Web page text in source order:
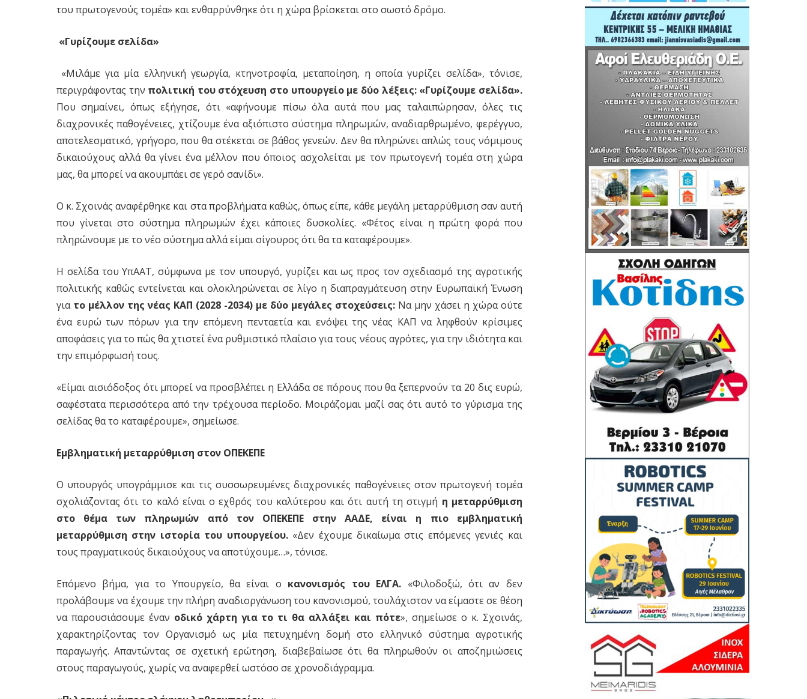
του πρωτογενούς τομέα» και ενθαρρύνθηκε ότι η χώρα βρίσκεται στο σωστό δρόμο.
«Γυρίζουμε σελίδα»
«Μιλάμε για μία ελληνική γεωργία, κτηνοτροφία, μεταποίηση, η οποία γυρίζει σελίδα», τόνισε,
περιγράφοντας την πολιτική του στόχευση στο υπουργείο με δύο λέξεις: «Γυρίζουμε σελίδα».
Που σημαίνει, όπως εξήγησε, ότι «αφήνουμε πίσω όλα αυτά που μας ταλαιπώρησαν, όλες τις
διαχρονικές παθογένειες, χτίζουμε ένα αξιόπιστο σύστημα πληρωμών, αναδιαρθρωμένο, φερέγγυο,
αποτελεσματικό, γρήγορο, που θα στέκεται σε βάθος γενεών. Δεν θα πληρώνει απλώς τους νόμιμους
δικαιούχους αλλά θα γίνει ένα μέλλον που όποιος ασχολείται με τον πρωτογενή τομέα στη χώρα
μας, θα μπορεί να ακουμπάει σε γερό σανίδι».
Ο κ. Σχοινάς αναφέρθηκε και στα προβλήματα καθώς, όπως είπε, κάθε μεγάλη μεταρρύθμιση σαν αυτή
που γίνεται στο σύστημα πληρωμών έχει κάποιες δυσκολίες. «Φέτος είναι η πρώτη φορά που
πληρώνουμε με το νέο σύστημα αλλά είμαι σίγουρος ότι θα τα καταφέρουμε».
Η σελίδα του ΥπΑΑΤ, σύμφωνα με τον υπουργό, γυρίζει και ως προς τον σχεδιασμό της αγροτικής
πολιτικής καθώς εντείνεται και ολοκληρώνεται σε λίγο η διαπραγμάτευση στην Ευρωπαϊκή Ένωση
για το μέλλον της νέας ΚΑΠ (2028 -2034) με δύο μεγάλες στοχεύσεις:Να μην χάσει η χώρα ούτε
ένα ευρώ των πόρων για την επόμενη πενταετία και ενόψει της νέας ΚΑΠ να ληφθούν κρίσιμες
αποφάσεις για το πώς θα χτιστεί ένα ρυθμιστικό πλαίσιο για τους νέους αγρότες, για την ιδιότητα και
την επιμόρφωσή τους.
«Είμαι αισιόδοξος ότι μπορεί να προσβλέπει η Ελλάδα σε πόρους που θα ξεπερνούν τα 20 δις ευρώ,
σαφέστατα περισσότερα από την τρέχουσα περίοδο. Μοιράζομαι μαζί σας ότι αυτό το γύρισμα της
σελίδας θα το καταφέρουμε», σημείωσε.
Εμβληματική μεταρρύθμιση στον ΟΠΕΚΕΠΕ
Ο υπουργός υπογράμμισε και τις συσσωρευμένες διαχρονικές παθογένειες στον πρωτογενή τομέα
σχολιάζοντας ότι το καλό είναι ο εχθρός του καλύτερου και ότι αυτή τη στιγμή η μεταρρύθμιση
στο θέμα των πληρωμών από τον ΟΠΕΚΕΠΕ στην ΑΑΔΕ, είναι η πιο εμβληματική
μεταρρύθμιση στην ιστορία του υπουργείου.«Δεν έχουμε δικαίωμα στις επόμενες γενιές και
τους πραγματικούς δικαιούχους να αποτύχουμε…», τόνισε.
Επόμενο βήμα, για το Υπουργείο, θα είναι ο κανονισμός του ΕΛΓΑ. «Φιλοδοξώ, ότι αν δεν
προλάβουμε να έχουμε την πλήρη αναδιοργάνωση του κανονισμού, τουλάχιστον να είμαστε σε θέση
να παρουσιάσουμε έναν οδικό χάρτη για το τι θα αλλάξει και πότε», σημείωσε ο κ. Σχοινάς,
χαρακτηρίζοντας τον Οργανισμό ως μία πετυχημένη δομή στο ελληνικό σύστημα αγροτικής
παραγωγής. Απαντώντας σε σχετική ερώτηση, διαβεβαίωσε ότι θα πληρωθούν οι αποζημιώσεις
στους παραγωγούς, χωρίς να αναφερθεί ωστόσο σε χρονοδιάγραμμα.